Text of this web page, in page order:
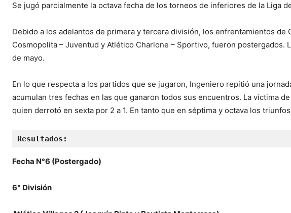
Se jugó parcialmente la octava fecha de los torneos de inferiores de la Liga
Debido a los adelantos de primera y tercera división, los enfrentamientos de
Cosmopolita – Juventud y Atlético Charlone – Sportivo, fueron postergados.
de mayo.
En lo que respecta a los partidos que se jugaron, Ingeniero repitió una
acumulan tres fechas en las que ganaron todos sus encuentros. La víctima
quien derrotó en sexta por 2 a 1. En tanto que en séptima y octava los
Resultados:
Fecha N°6 (Postergado)
6° División